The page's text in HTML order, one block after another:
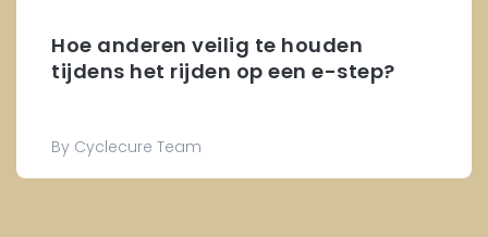
Hoe anderen veilig te houden
tijdens het rijden op een e-step?
By Cyclecure Team